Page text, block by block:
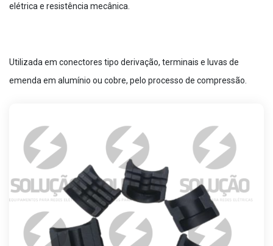
elétrica e resistência mecânica.
Utilizada em conectores tipo derivação, terminais e luvas de
emenda em alumínio ou cobre, pelo processo de compressão.